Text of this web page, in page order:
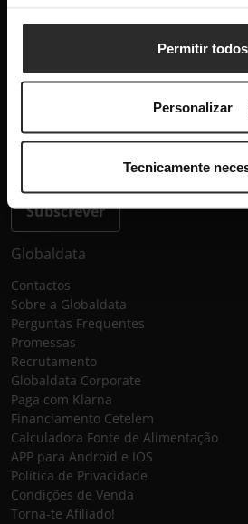
Permitir todos
Personalizar
Tecnicamente
novidades, lançamentos de
Subscrever
Este site está protegido pelo
e osTermos de Serviço
Globaldata
Contactos
Sobre a Globaldata
Perguntas Frequentes
Promessas
Recrutamento
Globaldata Corporate
Paga com Klarna
Financiamento Cetelem
Calculadora Fonte de Alimentação
APP para Android e IOS
Política de Privacidade
Condições de Venda
Torna-te Afiliado!